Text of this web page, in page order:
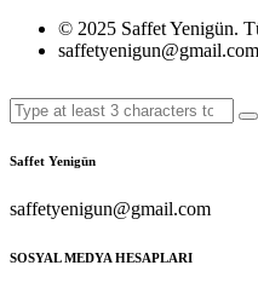
© 2025 Saffet Yenigün.
saffetyenigun@gmail.com
Saffet Yenigün
saffetyenigun@gmail.com
SOSYAL MEDYA HESAPLARI